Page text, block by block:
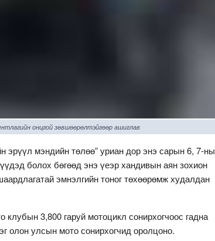
онцгой зөвшөөрөлтэйгөөр ашиглав
эрүүл мэндийн төлөө” уриан дор энэ сарын 6, 7-ны
болох бөгөөд энэ үеэр хандивын аян зохион
эмнэлгийн тоног төхөөрөмж худалдан
3,800 гаруй мотоцикл сонирхогчоос гадна
улсын мото сонирхогчид оролцоно.